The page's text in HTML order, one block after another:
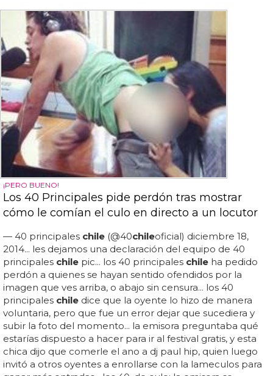
¡PERO BUENO!
Los 40 Principales pide perdón tras mostrar
cómo le comían el culo en directo a un locutor
— 40 principales chile (@40chileoficial) diciembre 18,
2014... les dejamos una declaración del equipo de 40
principales chile pic... los 40 principales chile ha pedido
perdón a quienes se hayan sentido ofendidos por la
imagen que ves arriba, o abajo sin censura... los 40
principales chile dice que la oyente lo hizo de manera
voluntaria, pero que fue un error dejar que sucediera y
subir la foto del momento... la emisora preguntaba qué
estarías dispuesto a hacer para ir al festival gratis, y esta
chica dijo que comerle el ano a dj paul hip, quien luego
invitó a otros oyentes a enrollarse con la lameculos para